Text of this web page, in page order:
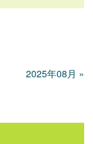
2025年08月 »